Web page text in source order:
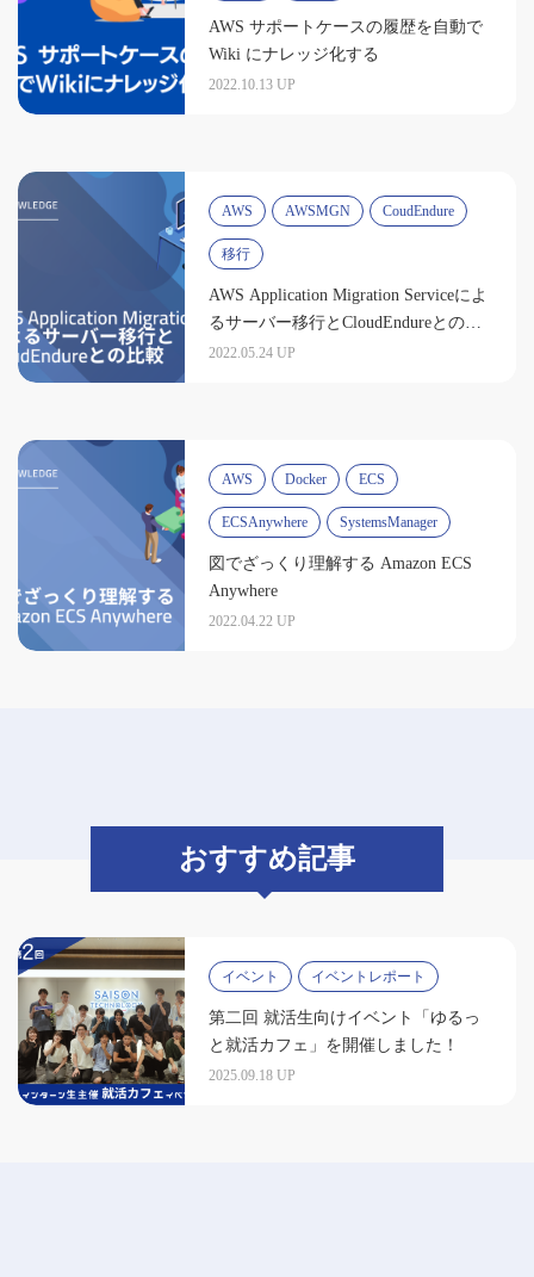
AWS サポートケースの履歴を自動で
Wiki にナレッジ化する
2022.10.13 UP
AWS AWSMGN CoudEndure
移行
AWS Application Migration Serviceによ
るサーバー移行とCloudEndureとの比
較
2022.05.24 UP
AWS Docker ECS
ECSAnywhere SystemsManager
図でざっくり理解する Amazon ECS
Anywhere
2022.04.22 UP
おすすめ記事
イベント イベントレポート
第二回 就活生向けイベント「ゆるっ
と就活カフェ」を開催しました！
2025.09.18 UP